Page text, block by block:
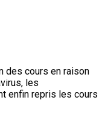
des cours en raison
les
enfin repris les cours